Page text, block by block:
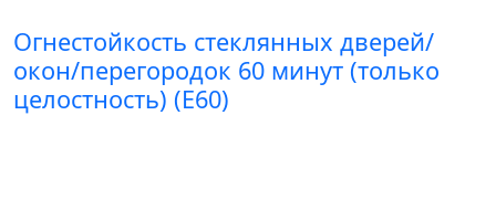
Огнестойкость стеклянных дверей/
окон/перегородок 60 минут (только
целостность) (E60)